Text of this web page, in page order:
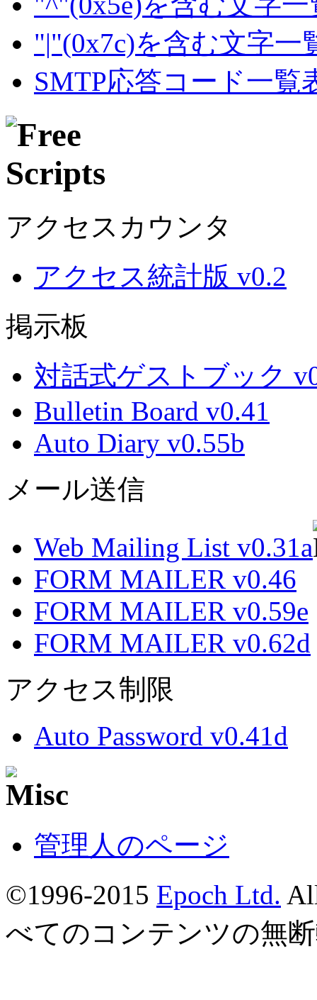
"|"(0x7c)を含む文字一
SMTP応答コード一覧
アクセスカウンタ
アクセス統計版 v0.2
掲示板
対話式ゲストブック
Bulletin Board v0.41
Auto Diary v0.55b
メール送信
Web Mailing List v0.31a
FORM MAILER v0.46
FORM MAILER v0.59e
FORM MAILER v0.62d
アクセス制限
Auto Password v0.41d
管理人のページ
©1996-2015 Epoch Ltd.
べてのコンテンツの無